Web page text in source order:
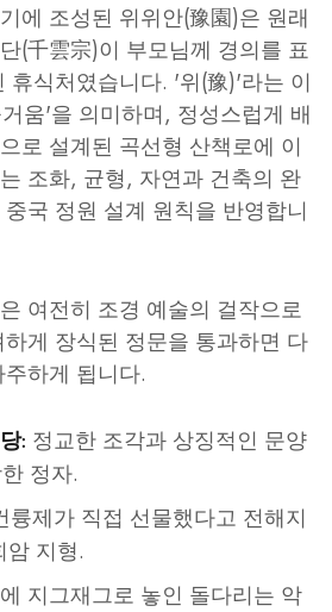
에 조성된 위위안(豫園)은 원래
(千雲宗)이 부모님께 경의를 표
휴식처였습니다. '위(豫)'라는 이
움'을 의미하며, 정성스럽게 배
로 설계된 곡선형 산책로에 이
조화, 균형, 자연과 건축의 완
국 정원 설계 원칙을 반영합니
여전히 조경 예술의 걸작으로
게 장식된 정문을 통과하면 다
하게 됩니다.
: 정교한 조각과 상징적인 문양
정자.
륭제가 직접 선물했다고 전해지
암 지형.
지그재그로 놓인 돌다리는 악